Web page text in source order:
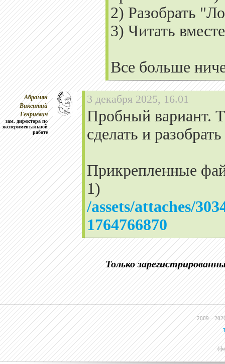
2) Разобрать
3) Читать
Все больше
Абрамян
Викентий
Генриевич
зам. директора по
экспериментальной
работе
3 декабря 2025, 16.01
Пробный вариант.
сделать и разобрать
Прикрепленные
1)
/assets/attaches/
1764766870
Только